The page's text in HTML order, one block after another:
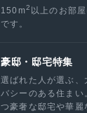
150m2 以上のお部
です。
豪邸・邸宅特集
選ばれた人が選ぶ、
バシーのある住まい
つ豪奢な邸宅や華